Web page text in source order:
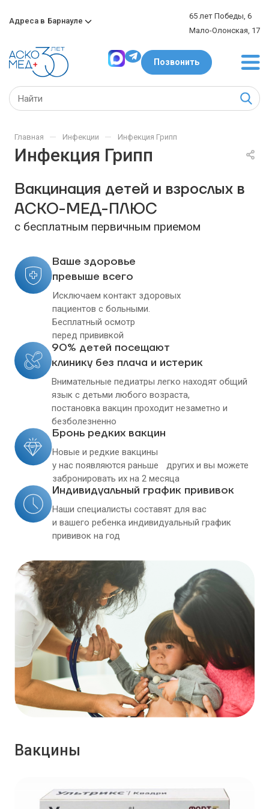
Адреса в Барнауле
65 лет Победы, 6
Мало-Олонская, 17
Позвонить
Инфекция Грипп
Главная — Инфекции — Инфекция Грипп
Вакцинация детей и взрослых в
АСКО-МЕД-ПЛЮС
с бесплатным первичным приемом
Ваше здоровье
превыше всего
Исключаем контакт здоровых
пациентов с больными.
Бесплатный осмотр
перед прививкой
90% детей посещают
клинику без плача и истерик
Внимательные педиатры легко находят общий
язык с детьми любого возраста,
постановка вакцин проходит незаметно и
безболезненно
Бронь редких вакцин
Новые и редкие вакцины
у нас появляются раньше других и вы можете
забронировать их на 2 месяца
Индивидуальный график прививок
Наши специалисты составят для вас
и вашего ребенка индивидуальный график
прививок на год
Вакцины